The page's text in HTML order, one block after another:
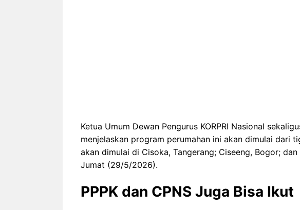
Ketua Umum Dewan Pengurus KORPRI Nasional
menjelaskan program perumahan ini akan dimulai dari
akan dimulai di Cisoka, Tangerang; Ciseeng, Bogor;
Jumat (29/5/2026).
PPPK dan CPNS Juga Bisa Ikut